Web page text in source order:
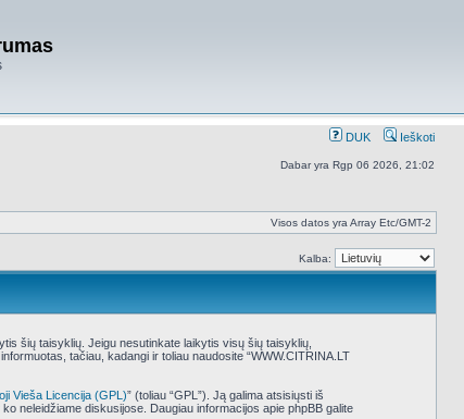
DUK Ieškoti
Dabar yra Rgp 06 2026, 21:02
Visos datos yra Array Etc/GMT-2
Kalba:
šių taisyklių. Jeigu nesutinkate laikytis visų šių taisyklių,
tačiau, kadangi ir toliau naudosite “WWW.CITRINA.LT
Vieša Licencija (GPL)” (toliau “GPL”). Ją galima atsisiųsti iš
neleidžiame diskusijose. Daugiau informacijos apie phpBB galite